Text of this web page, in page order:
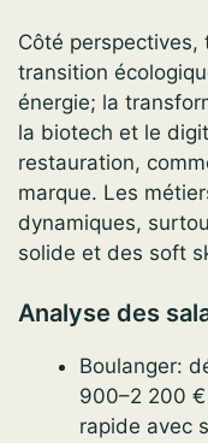
Côté
transition
énergie; la
la biotech et le
restauration,
marque. Les
dynamiques,
solide et des soft
Analyse des
Boulanger:
900–2 200
rapide avec